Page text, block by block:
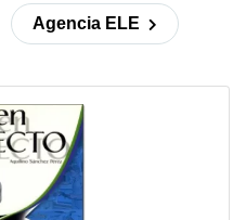
Agencia ELE